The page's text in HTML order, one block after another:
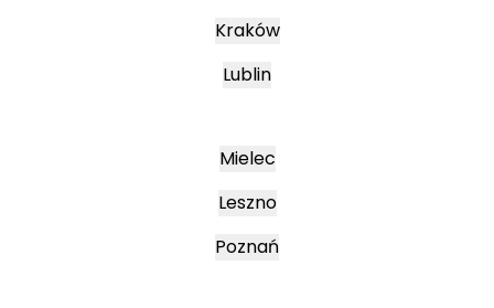
Kraków
Lublin
Mielec
Leszno
Poznań